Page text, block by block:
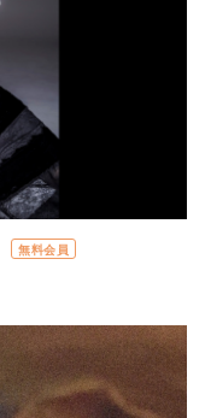
無料会員